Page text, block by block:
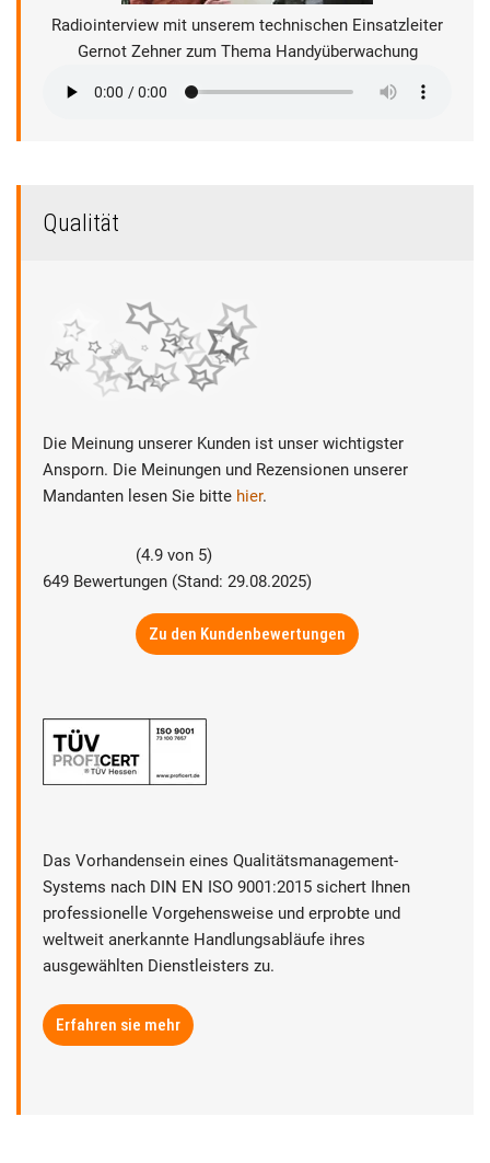
Radiointerview mit unserem technischen Einsatzleiter
Gernot Zehner zum Thema Handyüberwachung
Qualität
Die Meinung unserer Kunden ist unser wichtigster
Ansporn. Die Meinungen und Rezensionen unserer
Mandanten lesen Sie bitte hier.
(4.9 von 5)
649 Bewertungen (Stand: 29.08.2025)
Zu den Kundenbewertungen
Das Vorhandensein eines Qualitätsmanagement-
Systems nach DIN EN ISO 9001:2015 sichert Ihnen
professionelle Vorgehensweise und erprobte und
weltweit anerkannte Handlungsabläufe ihres
ausgewählten Dienstleisters zu.
Erfahren sie mehr